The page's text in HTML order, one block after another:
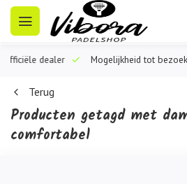
dealer Mogelijkheid tot bezoek op
Terug
Producten getagd met
comfortabel